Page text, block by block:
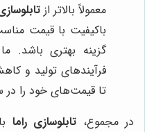
معمولاً بالاتر از
باکیفیت با قیمت
گزینه بهتری باشد.
فرآیندهای تولید و
تا قیمت‌های خود را
در مجموع، تابلوسازی راما